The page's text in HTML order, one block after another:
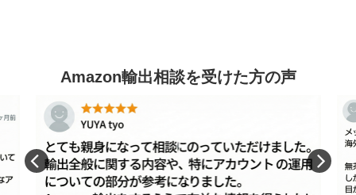
Amazon輸出相談を受けた方の声